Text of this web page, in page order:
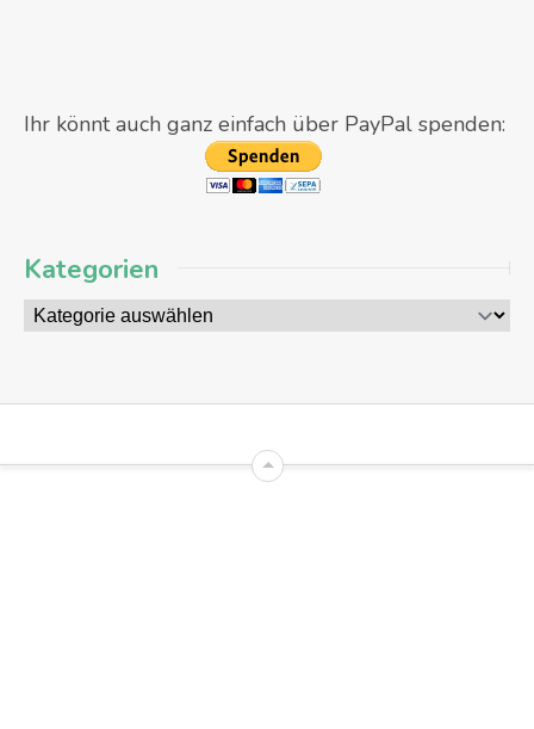
Ihr könnt auch ganz einfach über PayPal spenden:
Kategorien